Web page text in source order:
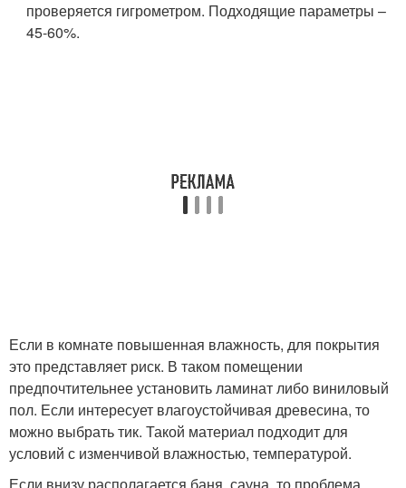
проверяется гигрометром. Подходящие параметры –
45-60%.
Если в комнате повышенная влажность, для покрытия
это представляет риск. В таком помещении
предпочтительнее установить ламинат либо виниловый
пол. Если интересует влагоустойчивая древесина, то
можно выбрать тик. Такой материал подходит для
условий с изменчивой влажностью, температурой.